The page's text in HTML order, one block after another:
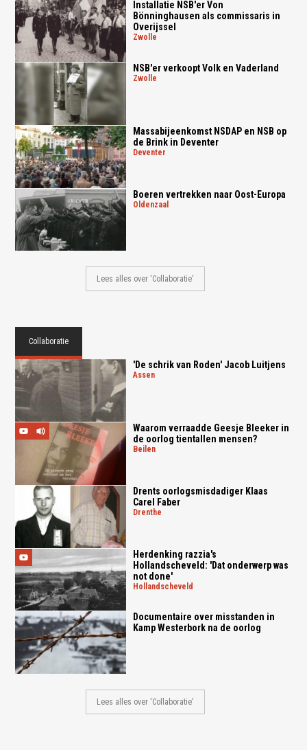
Installatie NSB'er Von
Bönninghausen als commissaris in
Overijssel
zwolle
NSB'er verkoopt Volk en Vaderland
zwolle
Massabijeenkomst NSDAP en NSB op
de Brink in Deventer
deventer
Boeren vertrekken naar Oost-Europa
oldenzaal
Lees alles over 'Collaboratie'
Collaboratie
'De schrik van Roden' Jacob Luitjens
assen
Waarom verraadde Geesje Bleeker in
de oorlog tientallen mensen?
beilen
Drents oorlogsmisdadiger Klaas
Carel Faber
drenthe
Herdenking razzia's
Hollandscheveld: 'Dat onderwerp was
not done'
hollandscheveld
Documentaire over misstanden in
Kamp Westerbork na de oorlog
Lees alles over 'Collaboratie'